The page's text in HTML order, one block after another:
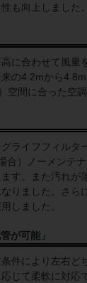
も向上しました。
に合わせて風量
の4.2mから
空間に合った空調
ライフフィルタ
合）ノーメンテ
す。また汚れが
りました。さら
しました。
が可能」
件により左右ど
じて柔軟に対応